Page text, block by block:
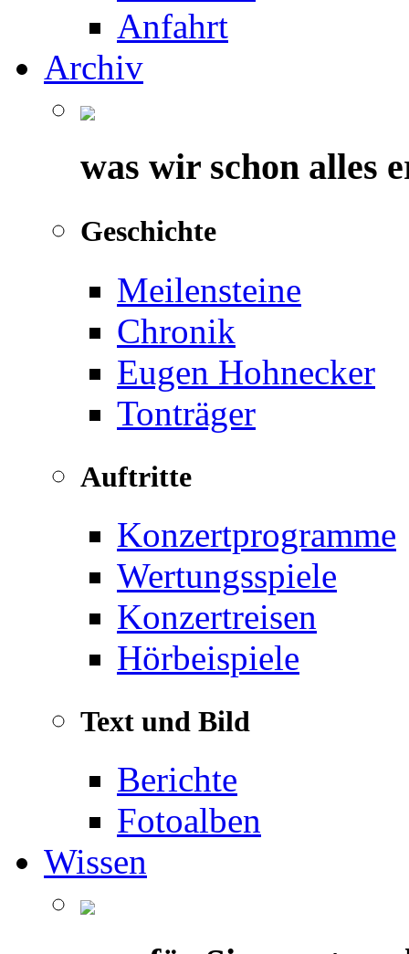
Anfahrt
Archiv
was wir schon alles
Geschichte
Meilensteine
Chronik
Eugen Hohnecker
Tonträger
Auftritte
Konzertprogramme
Wertungsspiele
Konzertreisen
Hörbeispiele
Text und Bild
Berichte
Fotoalben
Wissen